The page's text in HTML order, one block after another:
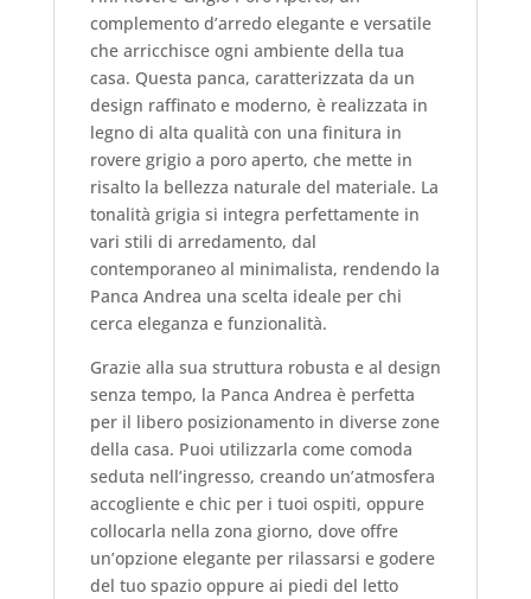
complemento d’arredo elegante e versatile
che arricchisce ogni ambiente della tua
casa. Questa panca, caratterizzata da un
design raffinato e moderno, è realizzata in
legno di alta qualità con una finitura in
rovere grigio a poro aperto, che mette in
risalto la bellezza naturale del materiale. La
tonalità grigia si integra perfettamente in
vari stili di arredamento, dal
contemporaneo al minimalista, rendendo la
Panca Andrea una scelta ideale per chi
cerca eleganza e funzionalità.
Grazie alla sua struttura robusta e al design
senza tempo, la Panca Andrea è perfetta
per il libero posizionamento in diverse zone
della casa. Puoi utilizzarla come comoda
seduta nell’ingresso, creando un’atmosfera
accogliente e chic per i tuoi ospiti, oppure
collocarla nella zona giorno, dove offre
un’opzione elegante per rilassarsi e godere
del tuo spazio oppure ai piedi del letto